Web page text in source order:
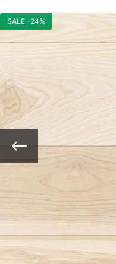
SALE -24%